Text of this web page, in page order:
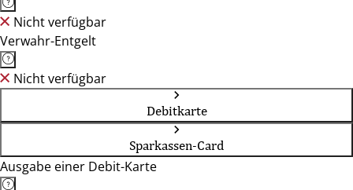
Nicht verfügbar
Verwahr-Entgelt
Nicht verfügbar
Debitkarte
Sparkassen-Card
Ausgabe einer Debit-Karte